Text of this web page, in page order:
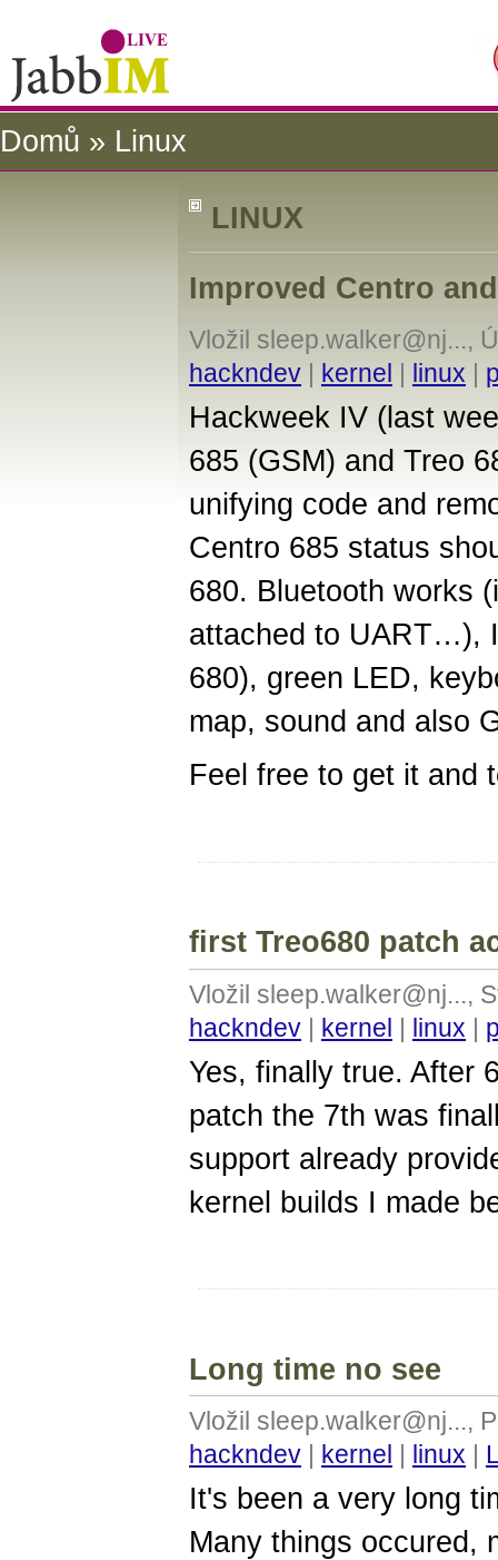
Domů » Linux
LINUX
Improved Centro
Vložil sleep.walker@nj...,
hackndev
kernel linux
Hackweek IV (last
685 (GSM) and Treo
unifying code and
Centro 685 status
680. Bluetooth works
attached to UART…),
680), green LED,
map, sound and also
Feel free to get it and
first Treo680 patch
Vložil sleep.walker@nj...,
hackndev | kernel | linux |
Yes, finally true. After
patch the 7th was
support already
kernel builds I made
Long time no see
Vložil sleep.walker@nj...,
hackndev | kernel | linux |
It's been a very long
Many things occured,